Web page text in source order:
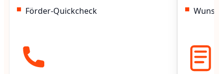
Förder-Quickcheck